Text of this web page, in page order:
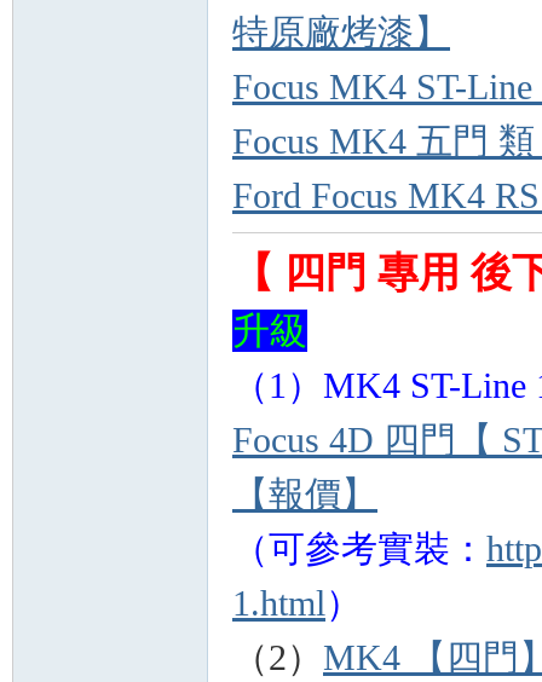
特原廠烤漆】
Focus MK4 ST-
Focus MK4 五門
Ford Focus MK4
【 四門 專用 後
升級
（1）MK4 ST-
Focus 4D 四門【
【報價】
（可參考實裝：
1.html）
（2） MK4 【四門